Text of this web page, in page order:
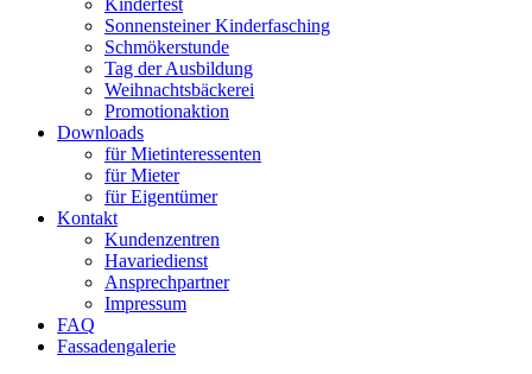
Sonnensteiner Kinderfasching
Schmökerstunde
Tag der Ausbildung
Weihnachtsbäckerei
Promotionaktion
Downloads
für Mietinteressenten
für Mieter
für Eigentümer
Kontakt
Kundenzentren
Havariedienst
Ansprechpartner
Impressum
FAQ
Fassadengalerie